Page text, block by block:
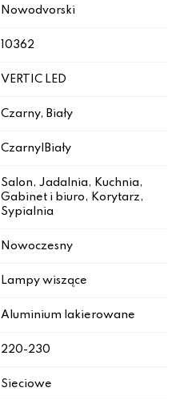
Nowodvorski
10362
VERTIC LED
Czarny, Biały
Czarny|Biały
Salon, Jadalnia, Kuchnia,
Gabinet i biuro, Korytarz,
Sypialnia
Nowoczesny
Lampy wiszące
Aluminium lakierowane
220-230
Sieciowe